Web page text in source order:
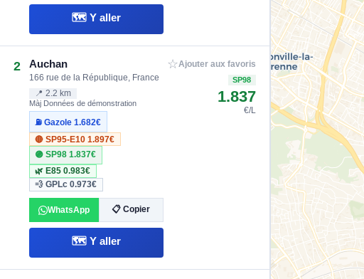
🗺️ Y aller
2 Auchan
166 rue de la République, France
📍 2.2 km
Màj Données de démonstration
⛽ Gazole1.682€
🔴 SP95-E101.897€
🟣 SP981.837€
🌿 E850.983€
💨 GPLc0.973€
WhatsApp 📋 Copier
🗺️ Y aller
☆Ajouter aux favoris
SP98
1.837
€/L